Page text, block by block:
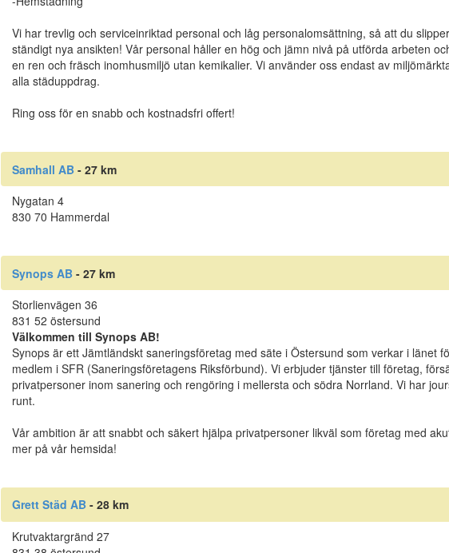
Vi har trevlig och serviceinriktad personal och låg personalomsättning, så att du
ständigt nya ansikten! Vår personal håller en hög och jämn nivå på utförda arbeten
en ren och fräsch inomhusmiljö utan kemikalier. Vi använder oss endast av
alla städuppdrag.
Ring oss för en snabb och kostnadsfri offert!
Samhall AB- 27 km
Nygatan 4
830 70 Hammerdal
Synops AB- 27 km
Storlienvägen 36
831 52 östersund
Välkommen till Synops AB!
Synops är ett Jämtländskt saneringsföretag med säte i Östersund som verkar i länet
medlem i SFR (Saneringsföretagens Riksförbund). Vi erbjuder tjänster till företag,
privatpersoner inom sanering och rengöring i mellersta och södra Norrland. Vi har
runt.
Vår ambition är att snabbt och säkert hjälpa privatpersoner likväl som företag med
mer på vår hemsida!
Grett Städ AB- 28 km
Krutvaktargränd 27